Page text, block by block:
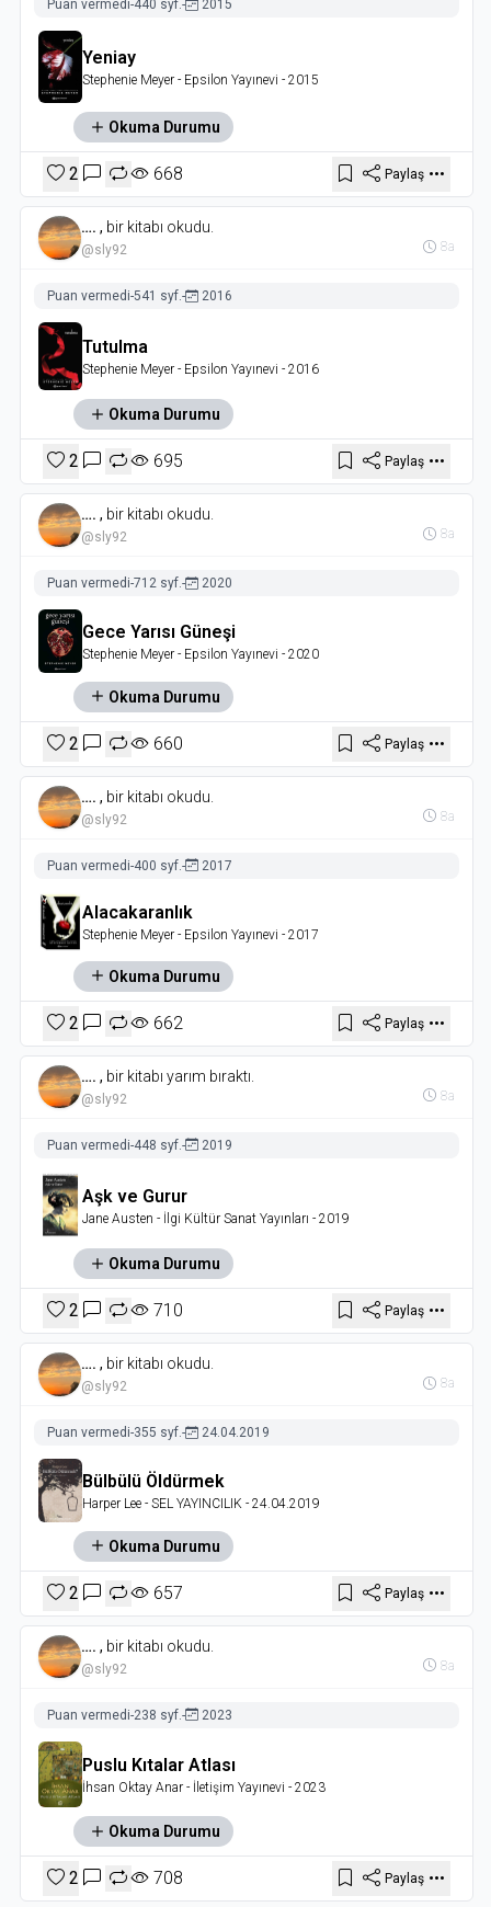
Puan vermedi-440 syf.- 2015
Yeniay
Stephenie Meyer - Epsilon Yayınevi - 2015
Okuma Durumu
2 668 Paylaş
…. , bir kitabı okudu.
@sly92 8a
Puan vermedi-541 syf.- 2016
Tutulma
Stephenie Meyer - Epsilon Yayınevi - 2016
Okuma Durumu
2 695 Paylaş
…. , bir kitabı okudu.
@sly92 8a
Puan vermedi-712 syf.- 2020
Gece Yarısı Güneşi
Stephenie Meyer - Epsilon Yayınevi - 2020
Okuma Durumu
2 660 Paylaş
…. , bir kitabı okudu.
@sly92 8a
Puan vermedi-400 syf. - 2017
Alacakaranlık
Stephenie Meyer - Epsilon Yayınevi - 2017
Okuma Durumu
2 662 Paylaş
…. , bir kitabı yarım bıraktı.
@sly92 8a
Puan vermedi-448 syf.- 2019
Aşk ve Gurur
Jane Austen - İlgi Kültür Sanat Yayınları - 2019
Okuma Durumu
2 710 Paylaş
…. , bir kitabı okudu.
@sly92 8a
Puan vermedi-355 syf.- 24.04.2019
Bülbülü Öldürmek
Harper Lee - SEL YAYINCILIK - 24.04.2019
Okuma Durumu
2 657 Paylaş
…. , bir kitabı okudu.
@sly92 8a
Puan vermedi-238 syf. - 2023
Puslu Kıtalar Atlası
İhsan Oktay Anar - İletişim Yayınevi - 2023
Okuma Durumu
2 708 Paylaş